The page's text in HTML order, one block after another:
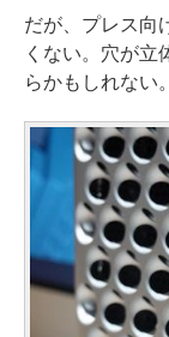
だが、プレス向
くない。穴が立
らかもしれない。